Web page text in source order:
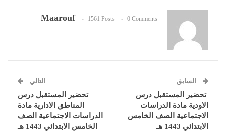
Maarouf 1561 Posts 0 Comments
السابق
تحضير المستقبل درس
الاودية مادة الدراسات
الاجتماعية الصف الخامس
الابتدائي 1443 هـ
التالي
تحضير المستقبل درس
المناطق الادارية مادة
الدراسات الاجتماعية الصف
الخامس الابتدائي 1443 هـ